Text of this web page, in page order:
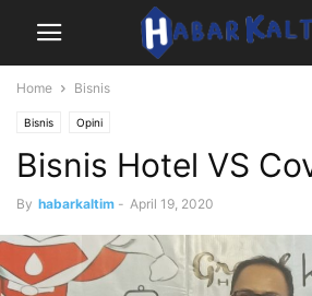
Home Bisnis
Bisnis Opini
Bisnis Hotel VS
By habarkaltim - April 19, 2020